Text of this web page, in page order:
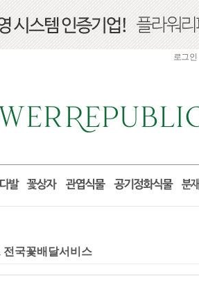
로그인
전국꽃배달서비스